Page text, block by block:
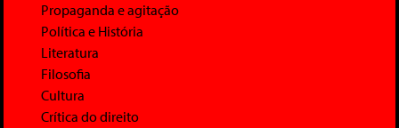
Propaganda e agitação
Política e História
Literatura
Filosofia
Cultura
Crítica do direito